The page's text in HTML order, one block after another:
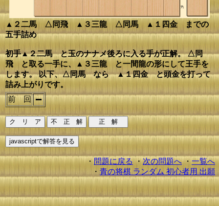
▲２二馬 △同飛 ▲３三龍 △同馬 ▲１四金 までの
五手詰め
初手▲２二馬 と玉のナナメ後ろに入る手が正解。 △同
飛 と取る一手に、▲３三龍 と一間龍の形にして王手を
します。 以下、△同馬 なら ▲１四金 と頭金を打って
詰み上がりです。
前 回
・問題に戻る・次の問題へ・一覧へ
・ 青の将棋 ランダム 初心者用 出願